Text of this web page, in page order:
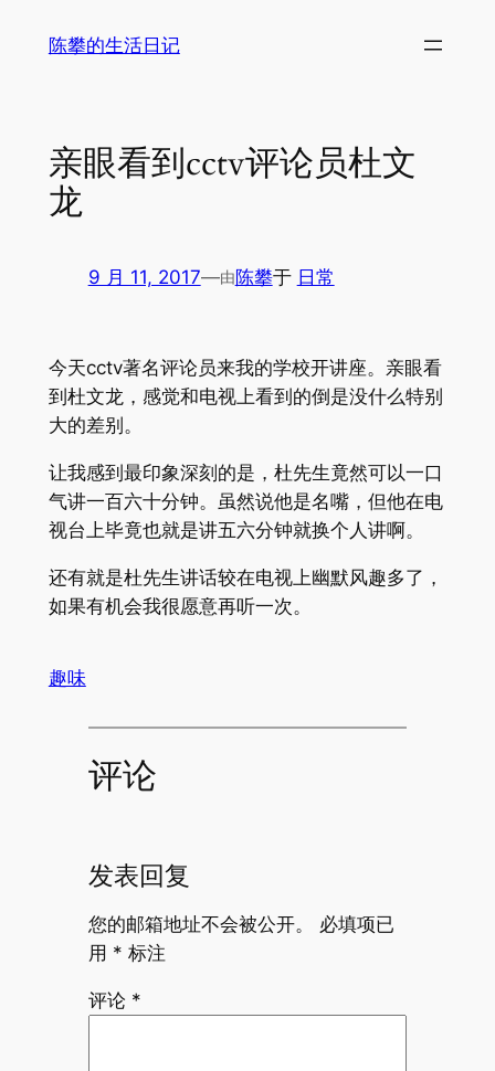
陈攀的生活日记
亲眼看到cctv评论员杜文
龙
9 月 11, 2017—由陈攀于 日常
今天cctv著名评论员来我的学校开讲座。亲眼看
到杜文龙，感觉和电视上看到的倒是没什么特别
大的差别。
让我感到最印象深刻的是，杜先生竟然可以一口
气讲一百六十分钟。虽然说他是名嘴，但他在电
视台上毕竟也就是讲五六分钟就换个人讲啊。
还有就是杜先生讲话较在电视上幽默风趣多了，
如果有机会我很愿意再听一次。
趣味
评论
发表回复
您的邮箱地址不会被公开。
必填项已
用 * 标注
评论 *